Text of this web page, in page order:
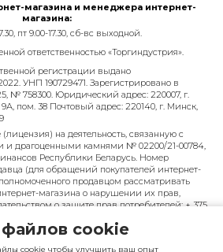
магазина и менеджера интернет-
магазина:
пт 9.00-17.30, сб-вс выходной.
ответственностью «Торгиндустрия».
регистрации выдано
УНП 190729471. Зарегистрировано в
№ 758300. Юридический адрес: 220007, г.
пом. 38 Почтовый адрес: 220140, г. Минск,
на деятельность, связанную с
и драгоценными камнями № 02200/21-00784,
Республики Беларусь. Номер
(для обращений покупателей интернет-
продавцом рассматривать
магазина о нарушении их прав,
о защите прав потребителей: + 375
граждан и юридических лиц
комитета, администрация
cookie
cookie чтобы улучшить ваш опыт